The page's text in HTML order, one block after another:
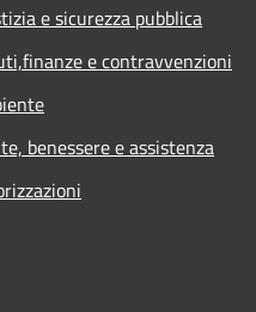
e sicurezza pubblica
e contravvenzioni
benessere e assistenza